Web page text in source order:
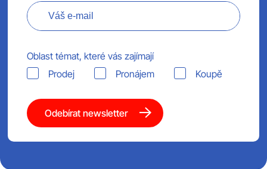
Odebírat newsletter
Oblast témat, které vás zajímají
Prodej
Pronájem Koupě